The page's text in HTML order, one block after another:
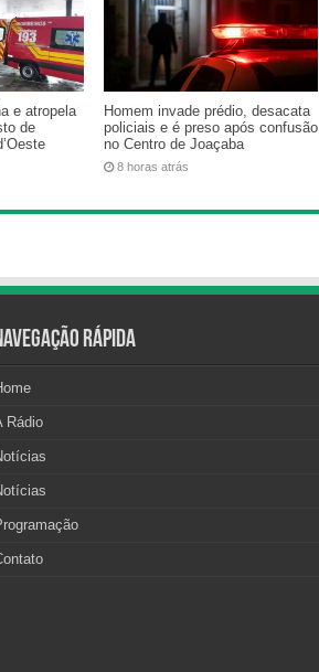
e atropela
de
Homem invade prédio, desacata
policiais e é preso após confusão
no Centro de Joaçaba
8 horas atrás
Rápida
Rádio